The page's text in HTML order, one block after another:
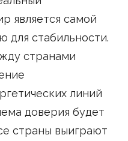
является самой
для стабильности.
странами
линий
доверия будет
страны выиграют